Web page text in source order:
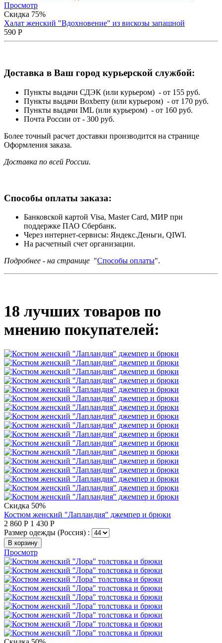
Просмотр
Скидка 75%
Халат женский "Вдохновение" из вискозы запашной
590 Р
Доставка в Ваш город курьерской службой:
Пункты выдачи СДЭК (или курьером) - от 155 руб.
Пункты выдачи Boxberry (или курьером) - от 170 руб.
Пункты выдачи IML (или курьером) - от 160 руб.
Почта России от - 300 руб.
Более точный расчет доставки производится на странице
Оформления заказа.
Доставка по всей России.
Способы оплаты заказа:
Банковской картой Visa, Master Card, МИР при
поддержке ПАО Сбербанк.
Через интернет-сервисы: Яндекс.Деньги, QIWI.
На расчетный счет организации.
Подробнее - на странице "Способы оплаты".
18 лучших товаров по
мнению покупателей:
Скидка 50%
Костюм женский "Лапландия" джемпер и брюки
2 860 Р 1 430 Р
Размер одежды (Россия) :
В корзину
Просмотр